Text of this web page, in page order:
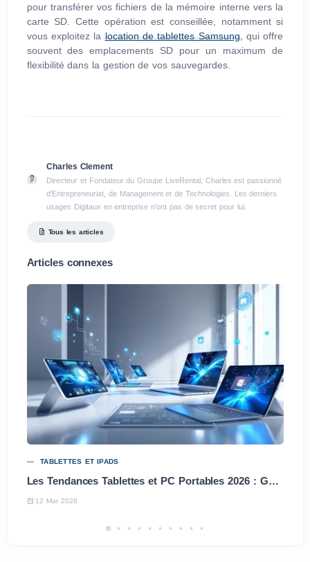
pour transférer vos fichiers de la mémoire interne vers la
carte SD. Cette opération est conseillée, notamment si
vous exploitez la location de tablettes Samsung , qui offre
souvent des emplacements SD pour un maximum de
flexibilité dans la gestion de vos sauvegardes.
Charles Clement
Directeur et Fondateur du Groupe LiveRental, Charles est passionné
d'Entrepreneuriat, de Management et de Technologies. Les derniers
usages Digitaux en entreprise n'ont pas de secret pour lui.
Tous les articles
Articles connexes
TABLETTES ET IPADS
Les Tendances Tablettes et PC Portables 2026 : Guide des Meilleurs Choix
12 Mar 2026